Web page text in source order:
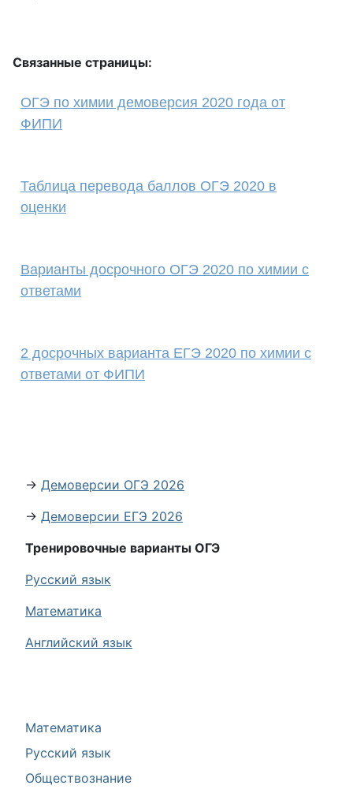
Математика
Русский язык
Обществознание
Связанные страницы:
ОГЭ по химии демоверсия 2020 года от
ФИПИ
Таблица перевода баллов ОГЭ 2020 в
оценки
Варианты досрочного ОГЭ 2020 по химии с
ответами
2 досрочных варианта ЕГЭ 2020 по химии с
ответами от ФИПИ
→ Демоверсии ОГЭ 2026
→ Демоверсии ЕГЭ 2026
Тренировочные варианты ОГЭ
Русский язык
Математика
Английский язык